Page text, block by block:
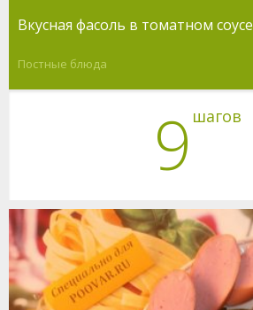
Вкусная фасоль в томатном соусе
Постные блюда
9 шагов